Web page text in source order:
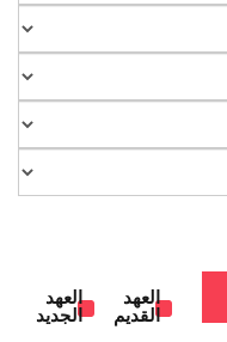
العهد
القديم
العهد
الجديد